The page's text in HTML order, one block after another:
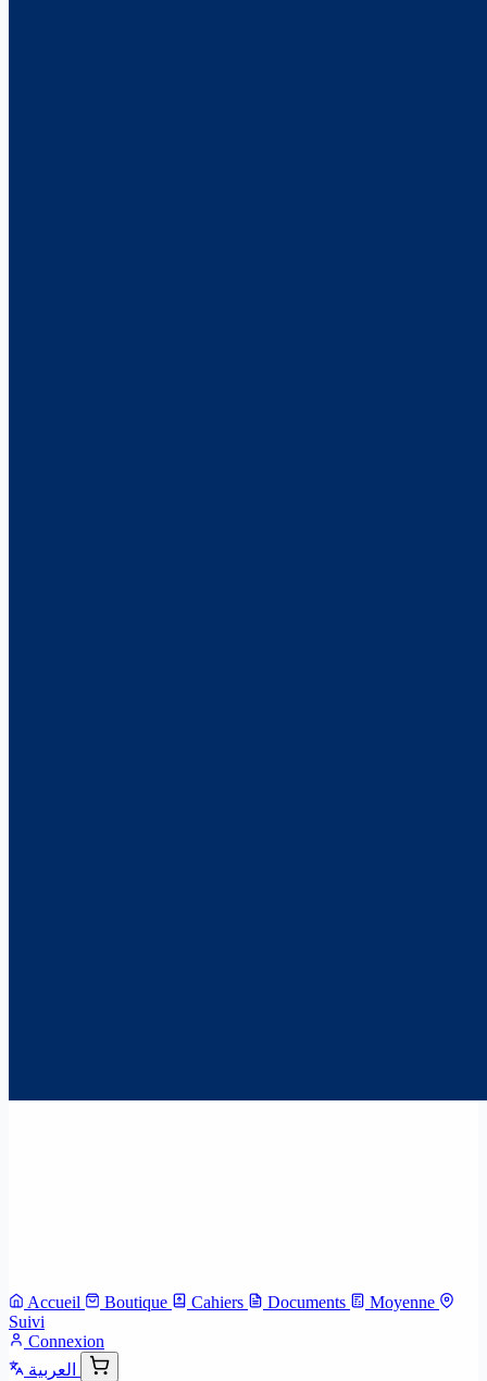
Accueil Boutique Cahiers Documents
Moyenne
Suivi
Connexion
العربية